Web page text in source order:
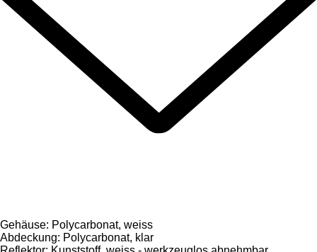
Gehäuse: Polycarbonat, weiss
Abdeckung: Polycarbonat, klar